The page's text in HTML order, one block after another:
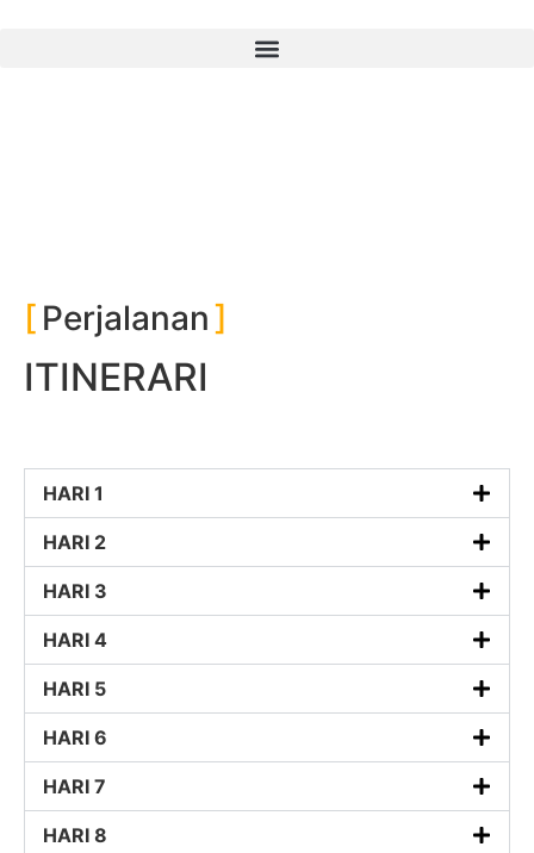
Perjalanan
ITINERARI
HARI 1
HARI 2
HARI 3
HARI 4
HARI 5
HARI 6
HARI 7
HARI 8